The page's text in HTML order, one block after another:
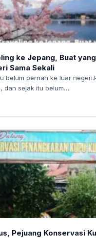
ke Jepang, Buat
Sama Sekali
belum pernah ke luar
dan sejak itu belum…
Pejuang Konservasi